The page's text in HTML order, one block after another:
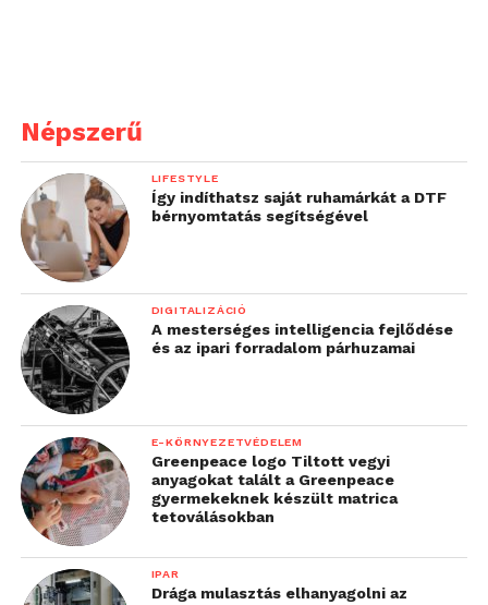
adatokat, használja a Kaspersky
következő ellenőrző listáját, és kövesse
az abban található tippeket:
Checklist: how to protect your data
online”
Mindig ellenőrizze a jogosultság-
beállításokat az Ön által használt
alkalmazásokban, hogy minimálisra
csökkenjen a lehetősége annak, hogy az
adatait az Ön tudta nélkül harmadik
felekkel – és még másokkal is –
megosszák, vagy hogy azokat harmadik
felek tárolják.
Használjon kéttényezős hitelesítést. Ne
feledje, hogy biztonságosabb egy
egyszeri kódokat generáló alkalmazást
használni, mint a második tényezőt
Népszerű
LIFESTYLE
Így indíthatsz saját ruhamárkát a DTF
bérnyomtatás segítségével
DIGITALIZÁCIÓ
A mesterséges intelligencia fejlődése
és az ipari forradalom párhuzamai
E-KÖRNYEZETVÉDELEM
Greenpeace logo Tiltott vegyi
anyagokat talált a Greenpeace
gyermekeknek készült matrica
tetoválásokban
IPAR
Drága mulasztás elhanyagolni az